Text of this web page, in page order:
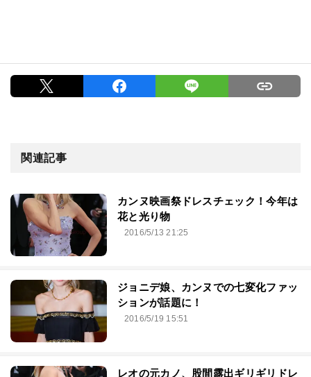
関連記事
カンヌ映画祭ドレスチェック！今年は
花と光り物
2016/5/13 21:25
ジョニデ娘、カンヌでの七変化ファッ
ションが話題に！
2016/5/19 15:51
レオの元カノ、股間露出ギリギリドレ